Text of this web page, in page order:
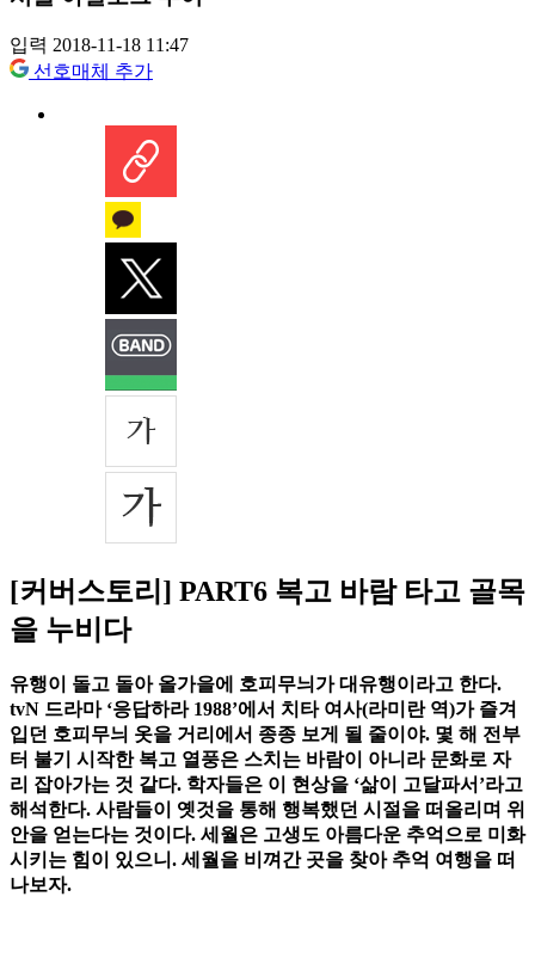
입력 2018-11-18 11:47
선호매체 추가
[커버스토리] PART6 복고 바람 타고 골목
을 누비다
유행이 돌고 돌아 올가을에 호피무늬가 대유행이라고 한다.
tvN 드라마 ‘응답하라 1988’에서 치타 여사(라미란 역)가 즐겨
입던 호피무늬 옷을 거리에서 종종 보게 될 줄이야. 몇 해 전부
터 불기 시작한 복고 열풍은 스치는 바람이 아니라 문화로 자
리 잡아가는 것 같다. 학자들은 이 현상을 ‘삶이 고달파서’라고
해석한다. 사람들이 옛것을 통해 행복했던 시절을 떠올리며 위
안을 얻는다는 것이다. 세월은 고생도 아름다운 추억으로 미화
시키는 힘이 있으니. 세월을 비껴간 곳을 찾아 추억 여행을 떠
나보자.